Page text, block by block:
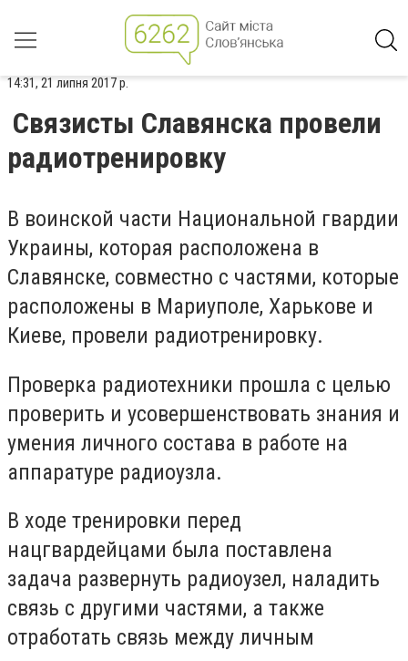
14:31, 21 липня 2017 р.
Связисты Славянска провели
радиотренировку
В воинской части Национальной гвардии
Украины, которая расположена в
Славянске, совместно с частями, которые
расположены в Мариуполе, Харькове и
Киеве, провели радиотренировку.
Проверка радиотехники прошла с целью
проверить и усовершенствовать знания и
умения личного состава в работе на
аппаратуре радиоузла.
В ходе тренировки перед
нацгвардейцами была поставлена
задача развернуть радиоузел, наладить
связь с другими частями, а также
отработать связь между личным